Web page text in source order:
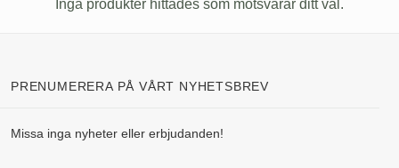
Inga produkter hittades som motsvarar ditt val.
PRENUMERERA PÅ VÅRT NYHETSBREV
Missa inga nyheter eller erbjudanden!